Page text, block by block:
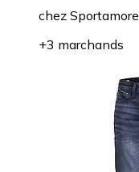
chez Sportamore
+3 marchands